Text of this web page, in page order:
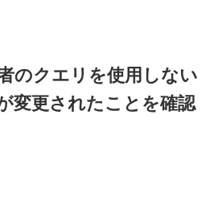
のクエリを使用しない
変更されたことを確認